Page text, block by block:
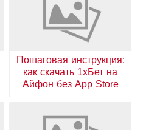
Пошаговая инструкция:
как скачать 1хБет на
Айфон без App Store